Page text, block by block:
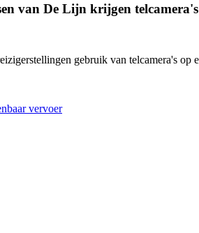
van De Lijn krijgen telcamera's
gebruik van telcamera's op
vervoer